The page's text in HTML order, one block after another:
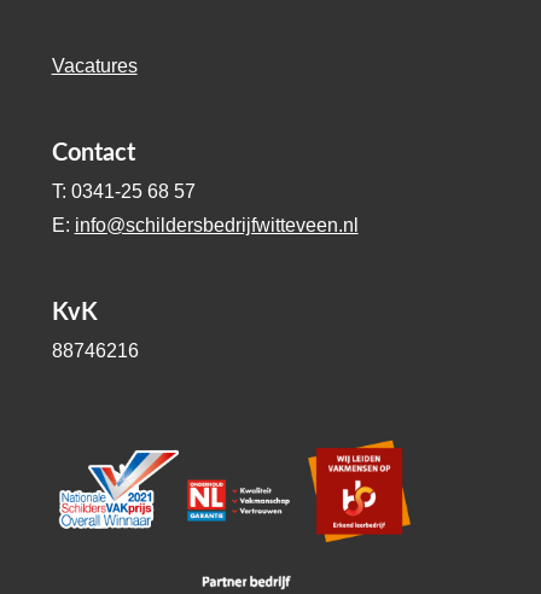
Vacatures
Contact
T: 0341-25 68 57
E: info@schildersbedrijfwitteveen.nl
KvK
88746216